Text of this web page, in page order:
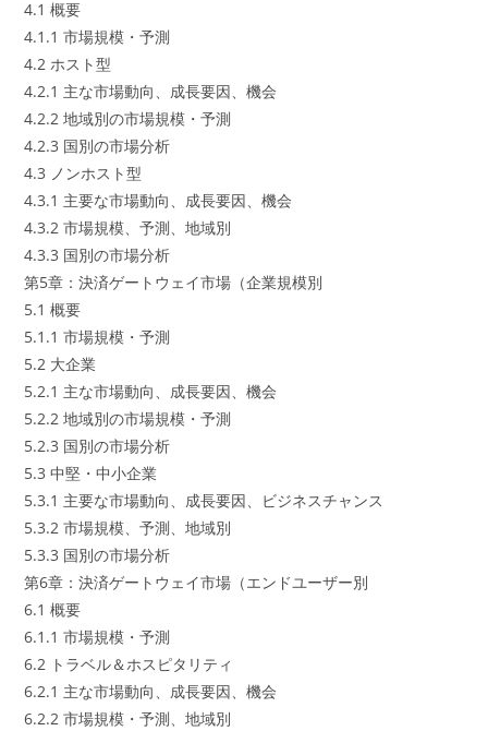
4.1 概要
4.1.1 市場規模・予測
4.2 ホスト型
4.2.1 主な市場動向、成長要因、機会
4.2.2 地域別の市場規模・予測
4.2.3 国別の市場分析
4.3 ノンホスト型
4.3.1 主要な市場動向、成長要因、機会
4.3.2 市場規模、予測、地域別
4.3.3 国別の市場分析
第5章：決済ゲートウェイ市場（企業規模別
5.1 概要
5.1.1 市場規模・予測
5.2 大企業
5.2.1 主な市場動向、成長要因、機会
5.2.2 地域別の市場規模・予測
5.2.3 国別の市場分析
5.3 中堅・中小企業
5.3.1 主要な市場動向、成長要因、ビジネスチャンス
5.3.2 市場規模、予測、地域別
5.3.3 国別の市場分析
第6章：決済ゲートウェイ市場（エンドユーザー別
6.1 概要
6.1.1 市場規模・予測
6.2 トラベル＆ホスピタリティ
6.2.1 主な市場動向、成長要因、機会
6.2.2 市場規模・予測、地域別